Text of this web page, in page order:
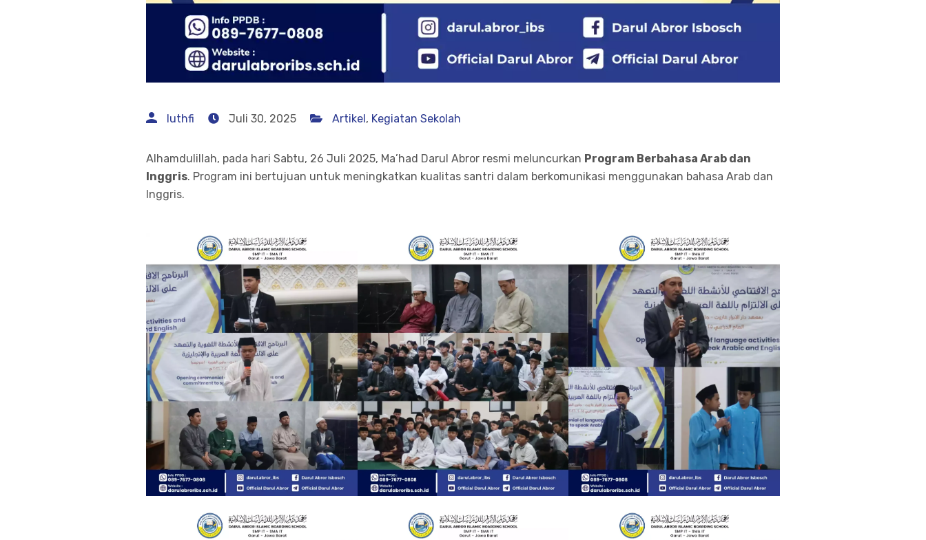
luthfi Juli 30, 2025 Artikel, Kegiatan Sekolah
Alhamdulillah, pada hari Sabtu, 26 Juli 2025, Ma’had Darul Abror resmi meluncurkan Program Berbahasa Arab dan
Inggris. Program ini bertujuan untuk meningkatkan kualitas santri dalam berkomunikasi menggunakan bahasa Arab dan
Inggris.